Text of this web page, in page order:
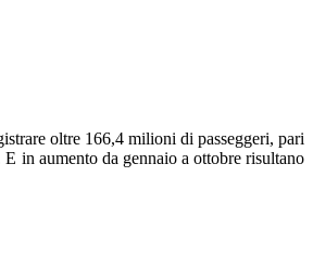
oltre 166,4 milioni di passeggeri, pari
in aumento da gennaio a ottobre risultano